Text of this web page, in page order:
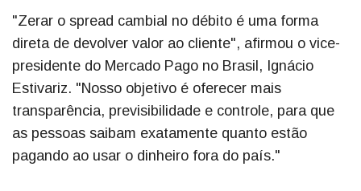
"Zerar o spread cambial no débito é uma forma
direta de devolver valor ao cliente", afirmou o vice-
presidente do Mercado Pago no Brasil, Ignácio
Estivariz. "Nosso objetivo é oferecer mais
transparência, previsibilidade e controle, para que
as pessoas saibam exatamente quanto estão
pagando ao usar o dinheiro fora do país."